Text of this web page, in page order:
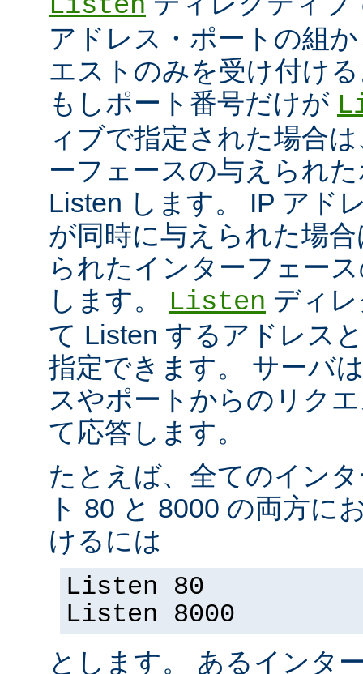
アドレス・ポートの組
エストのみを受け付け
もしポート番号だけが
ィブで指定された場合
ーフェースの与えられ
Listen します。 IP アド
が同時に与えられた場
られたインターフェー
します。
Listen ディ
て Listen するアドレス
指定できます。 サーバ
スやポートからのリク
て応答します。
たとえば、全てのイン
ト 80 と 8000 の両方に
けるには
Listen 80
Listen 8000
とします。 あるインタ